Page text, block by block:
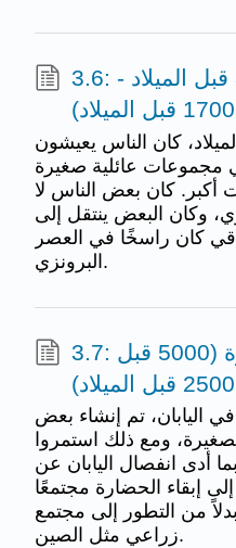
3.6: لونغشان (3000 قبل الميلاد -
1700 قبل الميلاد)
5000 قبل الميلاد، كان الناس يعيشون
مجموعات عائلية صغيرة
أكبر. كان بعض الناس لا
وكان البعض ينتقل إلى
كان راسخًا في العصر
البرونزي.
3.7: فترة جومون المبكرة (5000 قبل
اليابان، تم إنشاء بعض
ومع ذلك استمروا
أدى انفصال اليابان عن
إبقاء الحضارة مجتمعًا
من التطور إلى مجتمع
زراعي مثل الصين.